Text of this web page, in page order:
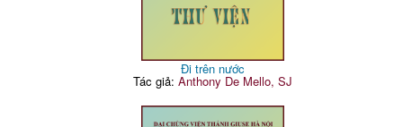
Đi trên nước
Tác giả: Anthony De Mello, SJ